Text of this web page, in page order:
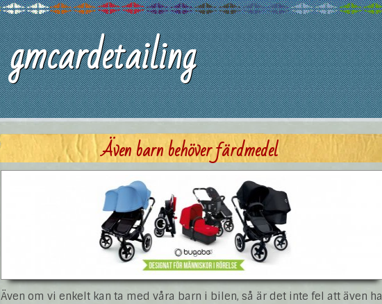
gmcardetailing
Även barn behöver färdmedel
Även om vi enkelt kan ta med våra barn i bilen, så är det inte fel att även ha